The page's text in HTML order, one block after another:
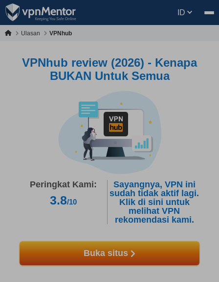
ID
Ulasan VPNhub
VPNhub review (2026) - Kenapa
BUKAN Untuk Semua
Peringkat Kami:
3.8/10
Sayangnya, VPN ini
sudah tidak aktif lagi.
Klik di sini untuk
melihat VPN
rekomendasi kami.
Buka situs